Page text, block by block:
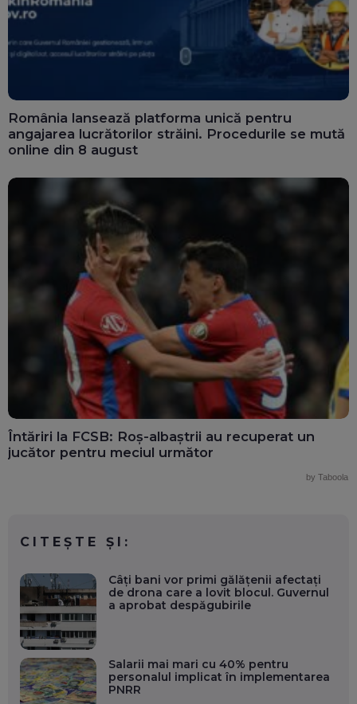
România lansează platforma unică pentru
angajarea lucrătorilor străini. Procedurile se mută
online din 8 august
Întăriri la FCSB: Roș-albaștrii au recuperat un
jucător pentru meciul următor
by Taboola
CITEȘTE ȘI:
Câți bani vor primi gălățenii afectați
de drona care a lovit blocul. Guvernul
a aprobat despăgubirile
Salarii mai mari cu 40% pentru
personalul implicat în implementarea
PNRR